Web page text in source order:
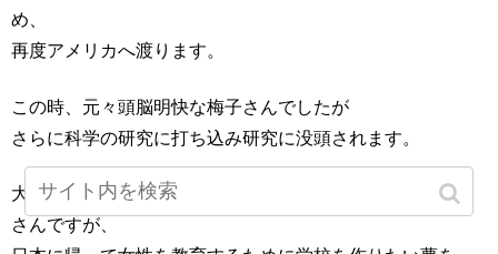
め、
再度アメリカへ渡ります。
この時、元々頭脳明快な梅子さんでしたが
さらに科学の研究に打ち込み研究に没頭されます。
大学では化学の研究を続けるようにと教授に言われた梅子
さんですが、